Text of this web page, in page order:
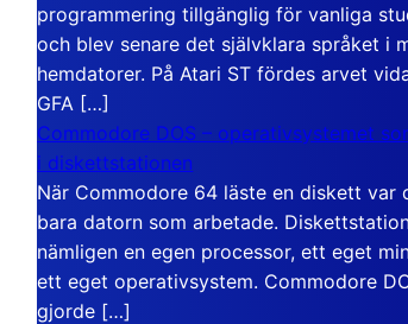
programmering tillgänglig för vanliga
och blev senare det självklara språket i
hemdatorer. På Atari ST fördes arvet
GFA […]
Commodore DOS – operativsystemet
i diskettstationen
När Commodore 64 läste en diskett var
bara datorn som arbetade.
nämligen en egen processor, ett eget
ett eget operativsystem. Commodore
gjorde […]